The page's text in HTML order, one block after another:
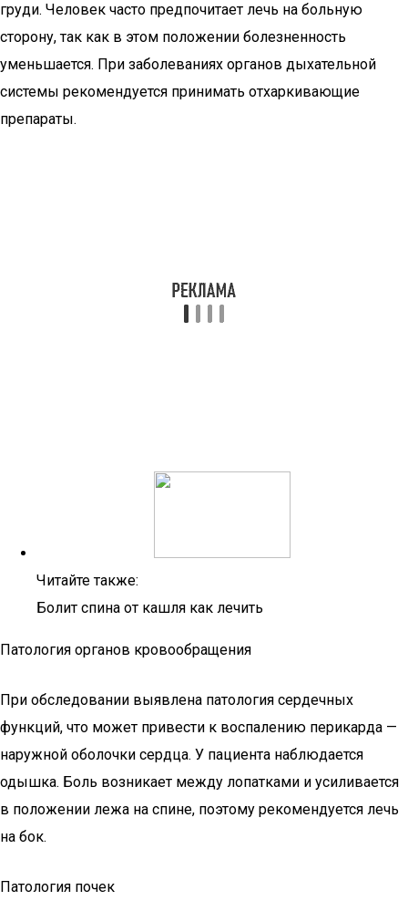
груди. Человек часто предпочитает лечь на больную
сторону, так как в этом положении болезненность
уменьшается. При заболеваниях органов дыхательной
системы рекомендуется принимать отхаркивающие
препараты.
Читайте также:
Болит спина от кашля как лечить
Патология органов кровообращения
При обследовании выявлена патология сердечных
функций, что может привести к воспалению перикарда —
наружной оболочки сердца. У пациента наблюдается
одышка. Боль возникает между лопатками и усиливается
в положении лежа на спине, поэтому рекомендуется лечь
на бок.
Патология почек